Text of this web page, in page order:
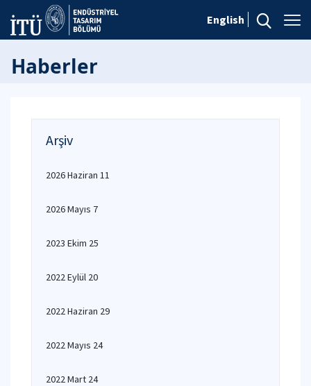
English
Haberler
Arşiv
2026 Haziran 11
2026 Mayıs 7
2023 Ekim 25
2022 Eylül 20
2022 Haziran 29
2022 Mayıs 24
2022 Mart 24